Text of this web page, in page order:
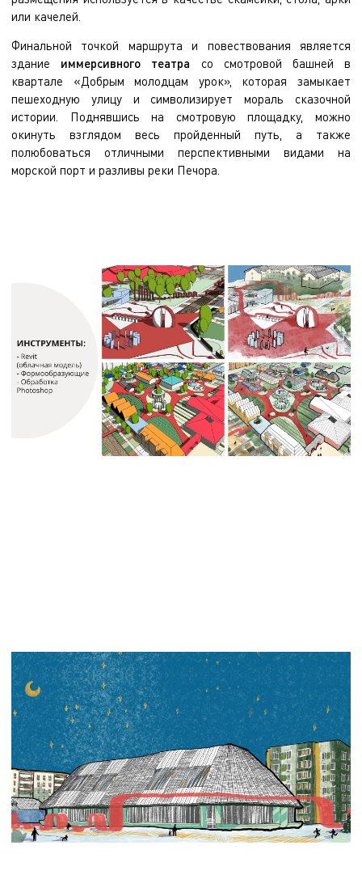
или качелей.
Финальной точкой маршрута и повествования является
здание иммерсивного театра со смотровой башней в
квартале «Добрым молодцам урок», которая замыкает
пешеходную улицу и символизирует мораль сказочной
истории. Поднявшись на смотровую площадку, можно
окинуть взглядом весь пройденный путь, а также
полюбоваться отличными перспективными видами на
морской порт и разливы реки Печора.